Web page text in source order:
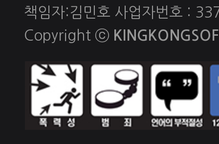
책임자:김민호 사업자번호 :
Copyright ⓒ